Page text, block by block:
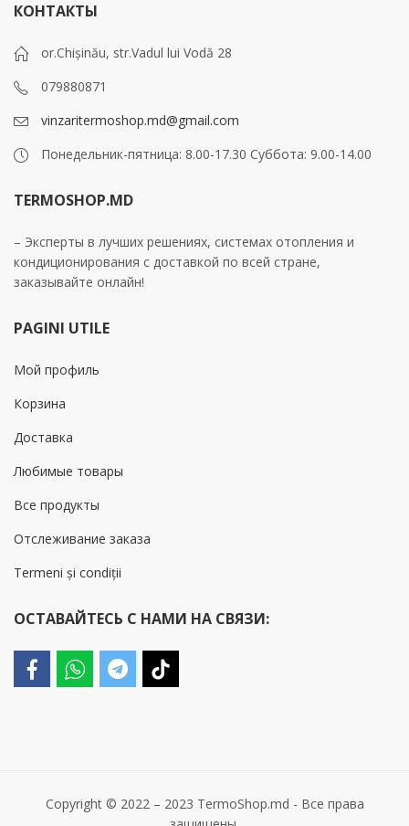
КОНТАКТЫ
or.Chișinău, str.Vadul lui Vodă 28
079880871
vinzaritermoshop.md@gmail.com
Понедельник-пятница: 8.00-17.30 Суббота: 9.00-14.00
TERMOSHOP.MD
– Эксперты в лучших решениях, системах отопления и
кондиционирования с доставкой по всей стране,
заказывайте онлайн!
PAGINI UTILE
Мой профиль
Корзина
Доставка
Любимые товары
Все продукты
Отслеживание заказа
Termeni și condiții
ОСТАВАЙТЕСЬ С НАМИ НА СВЯЗИ:
Copyright © 2022 – 2023 TermoShop.md - Все права